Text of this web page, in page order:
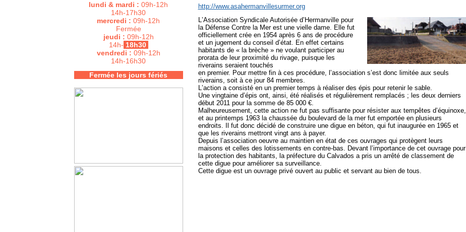
lundi & mardi : 09h-12h
14h-17h30
mercredi : 09h-12h
Fermée
jeudi : 09h-12h
14h- 18h30
vendredi : 09h-12h
14h-16h30
Fermée les jours fériés
http://www.asahermanvillesurmer.org
LʼAssociation Syndicale Autorisée dʼHermanville pour
la Défense Contre la Mer est une vielle dame. Elle fut
officiellement crée en 1954 après 6 ans de procédure
et un jugement du conseil dʼétat. En effet certains
habitants de « la brèche » ne voulant participer au
prorata de leur proximité du rivage, puisque les
riverains seraient touchés
en premier. Pour mettre fin à ces procédure, lʼassociation sʼest donc limitée aux seuls
riverains, soit à ce jour 84 membres.
Lʼaction a consisté en un premier temps à réaliser des épis pour retenir le sable.
Une vingtaine dʼépis ont, ainsi, été réalisés et régulièrement remplacés ; les deux derniers
début 2011 pour la somme de 85 000 €.
Malheureusement, cette action ne fut pas suffisante pour résister aux tempêtes dʼéquinoxe,
et au printemps 1963 la chaussée du boulevard de la mer fut emportée en plusieurs
endroits. Il fut donc décidé de construire une digue en béton, qui fut inaugurée en 1965 et
que les riverains mettront vingt ans à payer.
Depuis lʼassociation oeuvre au maintien en état de ces ouvrages qui protègent leurs
maisons et celles des lotissements en contre-bas. Devant lʼimportance de cet ouvrage pour
la protection des habitants, la préfecture du Calvados a pris un arrêté de classement de
cette digue pour améliorer sa surveillance.
Cette digue est un ouvrage privé ouvert au public et servant au bien de tous.